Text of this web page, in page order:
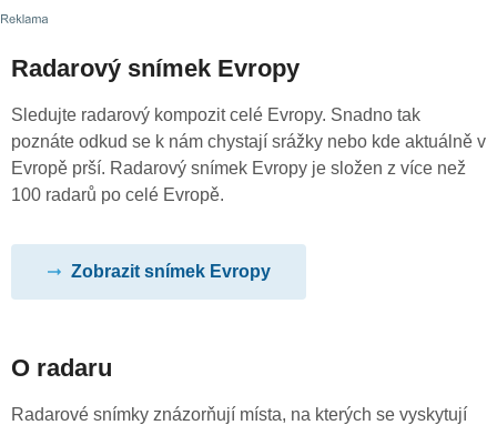
Radarový snímek Evropy
Sledujte radarový kompozit celé Evropy. Snadno tak
poznáte odkud se k nám chystají srážky nebo kde aktuálně v
Evropě prší. Radarový snímek Evropy je složen z více než
100 radarů po celé Evropě.
Zobrazit snímek Evropy
O radaru
Radarové snímky znázorňují místa, na kterých se vyskytují